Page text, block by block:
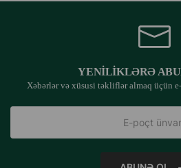
YENILIKLƏRƏ
Xəbərlər və xüsusi təkliflər almaq üçün